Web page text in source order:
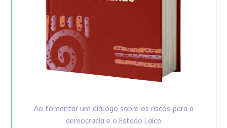
Ao fomentar um diálogo sobre os riscos para a
democracia e o Estado Laico